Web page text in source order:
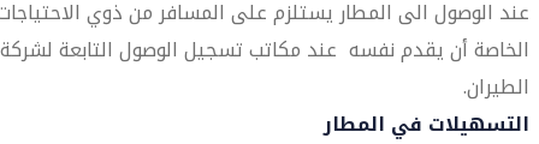
عند الوصول الى المطار يستلزم على المسافر من ذوي
الخاصة أن يقدم نفسه عند مكاتب تسجيل الوصول التابعة لشركة
الطيران.
التسهيلات في المطار